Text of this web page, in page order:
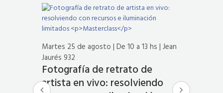
Martes 25 de agosto | De 10 a 13 hs | Jean
Jaurés 932
Fotografía de retrato de
artista en vivo: resolviendo